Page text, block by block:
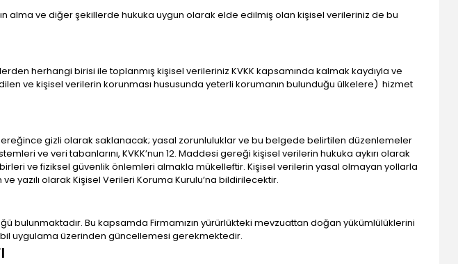
alma ve diğer şekillerde hukuka uygun olarak elde edilmiş olan kişisel verileriniz de bu
herhangi birisi ile toplanmış kişisel verileriniz KVKK kapsamında kalmak kaydıyla ve
ve kişisel verilerin korunması hususunda yeterli korumanın bulunduğu ülkelere) hizmet
gizli olarak saklanacak; yasal zorunluluklar ve bu belgede belirtilen düzenlemeler
ve veri tabanlarını, KVKK’nun 12. Maddesi gereği kişisel verilerin hukuka aykırı olarak
ve fiziksel güvenlik önlemleri almakla mükelleftir. Kişisel verilerin yasal olmayan yollarla
olarak Kişisel Verileri Koruma Kurulu’na bildirilecektir.
bulunmaktadır. Bu kapsamda Firmamızın yürürlükteki mevzuattan doğan yükümlülüklerini
uygulama üzerinden güncellemesi gerekmektedir.